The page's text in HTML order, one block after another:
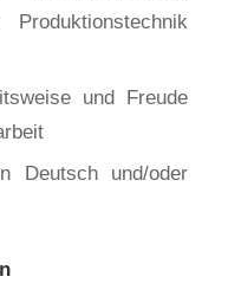
und Freude
Deutsch und/oder